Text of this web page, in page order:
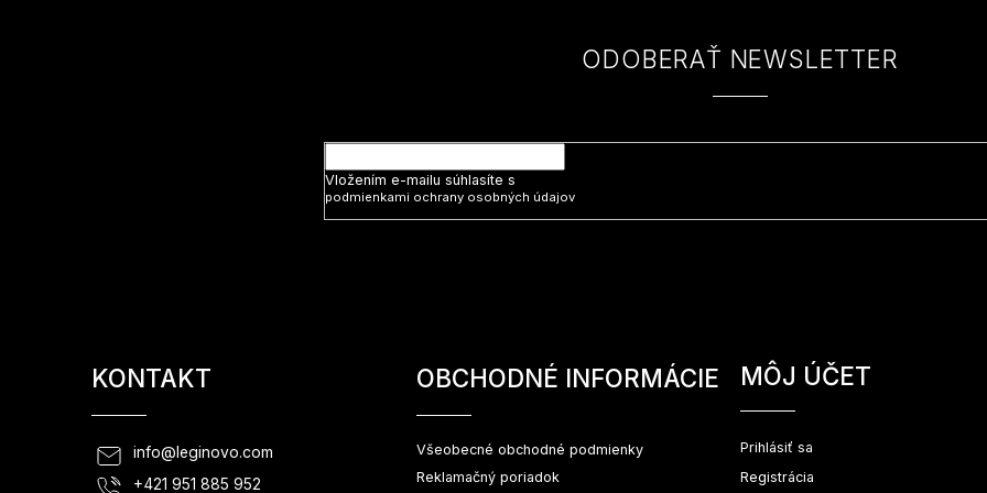
ODOBERAŤ NEWSLETTER
Vložením e-mailu súhlasíte s
podmienkami ochrany osobných údajov
KONTAKT
info@ leginovo.com
+421 951 885 952
OBCHODNÉ INFORMÁCIE
Všeobecné obchodné podmienky
Reklamačný poriadok
MÔJ ÚČET
Prihlásiť sa
Registrácia